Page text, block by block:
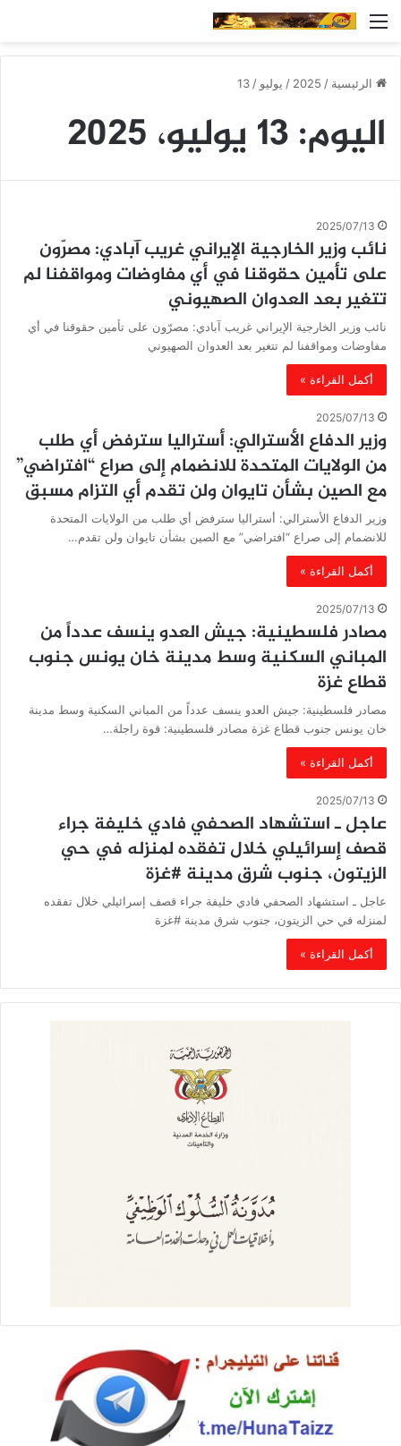
القائمة
الرئيسية /
2025
/ يوليو /
13
اليوم:13 يوليو، 2025
2025/07/13
نائب وزير الخارجية الإيراني غريب آبادي: مصرّون
على تأمين حقوقنا في أي مفاوضات ومواقفنا لم
تتغير بعد العدوان الصهيوني
نائب وزير الخارجية الإيراني غريب آبادي: مصرّون على تأمين حقوقنا في أي
مفاوضات ومواقفنا لم تتغير بعد العدوان الصهيوني
أكمل القراءة »
2025/07/13
وزير الدفاع الأسترالي: أستراليا سترفض أي طلب
من الولايات المتحدة للانضمام إلى صراع “افتراضي”
مع الصين بشأن تايوان ولن تقدم أي التزام مسبق
وزير الدفاع الأسترالي: أستراليا سترفض أي طلب من الولايات المتحدة
للانضمام إلى صراع “افتراضي” مع الصين بشأن تايوان ولن تقدم…
أكمل القراءة »
2025/07/13
مصادر فلسطينية: جيش العدو ينسف عدداً من
المباني السكنية وسط مدينة خان يونس جنوب
قطاع غزة
مصادر فلسطينية: جيش العدو ينسف عدداً من المباني السكنية وسط مدينة
خان يونس جنوب قطاع غزة مصادر فلسطينية: قوة راجلة…
أكمل القراءة »
2025/07/13
عاجل ـ استشهاد الصحفي فادي خليفة جراء
قصف إسرائيلي خلال تفقده لمنزله في حي
الزيتون، جنوب شرق مدينة #غزة
عاجل ـ استشهاد الصحفي فادي خليفة جراء قصف إسرائيلي خلال تفقده
لمنزله في حي الزيتون، جنوب شرق مدينة #غزة
أكمل القراءة »